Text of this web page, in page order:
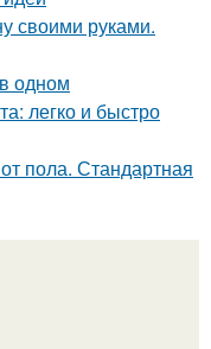
своими руками.
одном
легко и быстро
пола. Стандартная